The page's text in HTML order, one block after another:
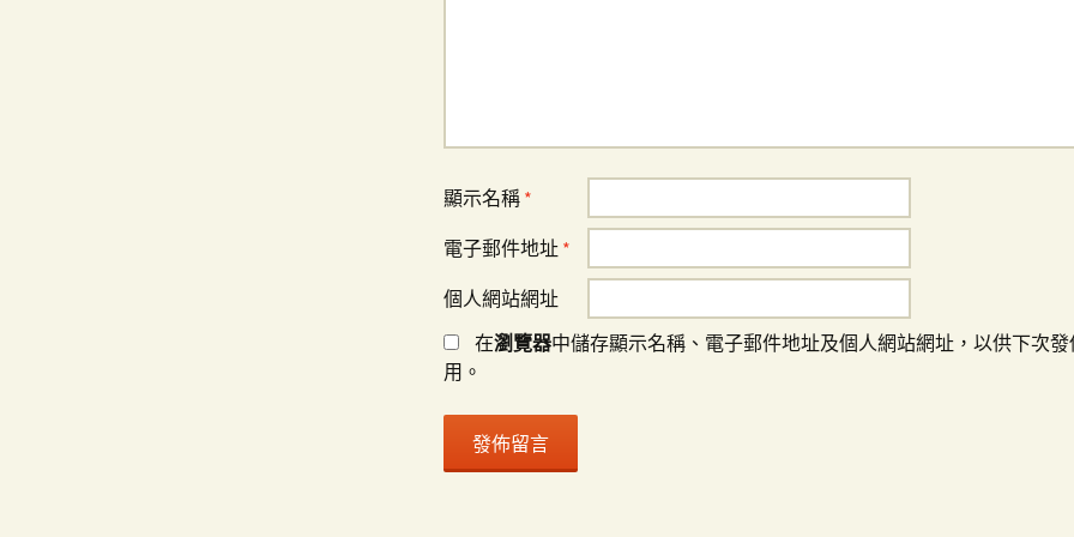
顯示名稱 *
電子郵件地址 *
個人網站網址
在瀏覽器中儲存顯示名稱、電子郵件地址及個人網站網址，以供下次
用。